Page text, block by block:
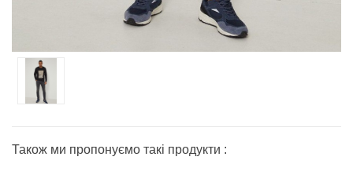
Також ми пропонуємо такі продукти :